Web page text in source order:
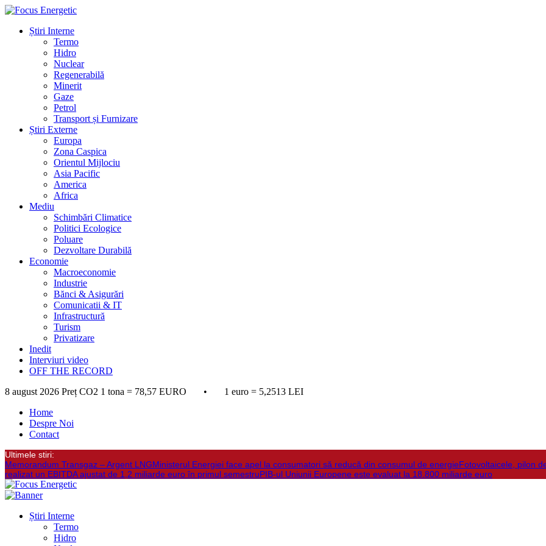
Știri Interne
Termo
Hidro
Nuclear
Regenerabilă
Minerit
Gaze
Petrol
Transport și Furnizare
Știri Externe
Europa
Zona Caspica
Orientul Mijlociu
Asia Pacific
America
Africa
Mediu
Schimbări Climatice
Politici Ecologice
Poluare
Dezvoltare Durabilă
Economie
Macroeconomie
Industrie
Bănci & Asigurări
Comunicatii & IT
Infrastructură
Turism
Privatizare
Inedit
Interviuri video
OFF THE RECORD
8 august 2026 Preț CO2 1 tona = 78,57 EURO • 1 euro = 5,2513 LEI
Home
Despre Noi
Contact
Ultimele stiri:
Memorandum Transgaz – Argent LNGMinisterul Energiei face apel la consumatori să reducă din consumul de energieFotovoltaicele, pilon
realizat un EBITDA ajustat de 1,2 miliarde euro în primul semestruPIB-ul Uniunii Europene este evaluat la 18.800 miliarde euro
Știri Interne
Termo
Hidro